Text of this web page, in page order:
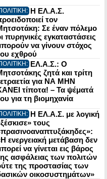
Η ΕΛ.Α.Σ.
τον
Σε έναν πόλεμο
πυρηνικές εγκαταστάσεις
να γίνουν στόχος
εχθρού
ΕΛ.Α.Σ.: Ο
ζητά και τρίτη
για ΝΑ ΜΗΝ
τίποτα! – Τα ψέματά
για τη βιομηχανία
Η ΕΛ.Α.Σ. με λογική
τους
ενεργειακή μετάβαση δεν
να γίνεται εις βάρος
ασφάλειας των πολιτών
της προστασίας των
οικοσυστημάτων»